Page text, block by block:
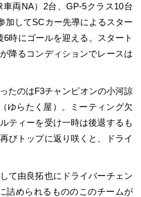
両NA）2台、GP-5クラス10台
加してSCカー先導によるスター
6時にゴールを迎える。スタート
降るコンディションでレースは
たのはF3チャンピオンの小河諒
ゆらたく屋）。ミーティング欠
ティーを受け一時は後退するも
びトップに返り咲くと、ドライ
て由良拓也にドライバーチェン
詰められるもののこのチームが